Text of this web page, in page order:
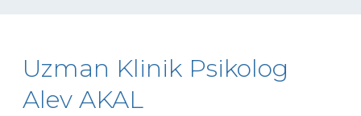
Uzman Klinik Psikolog
Alev AKAL